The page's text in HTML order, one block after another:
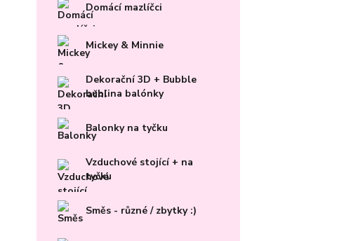
Domácí mazlíčci
Mickey & Minnie
Dekorační 3D + Bubble
bublina balónky
Balonky na tyčku
Vzduchové stojící + na
tyčku
Směs - různé / zbytky :)